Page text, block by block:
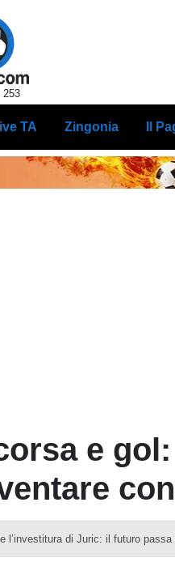
253
TA Zingonia Il
e
l’investitura di Juric: il futuro